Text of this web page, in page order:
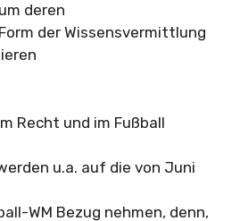
deren
der Wissensvermittlung
Recht und im Fußball
u.a. auf die von Juni
WM Bezug nehmen, denn,